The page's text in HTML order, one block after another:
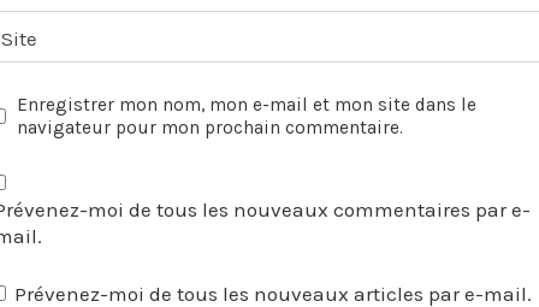
Site
Enregistrer mon nom, mon e-mail et mon site dans le
navigateur pour mon prochain commentaire.
moi de tous les nouveaux commentaires par e-
Prévenez-moi de tous les nouveaux articles par e-mail.